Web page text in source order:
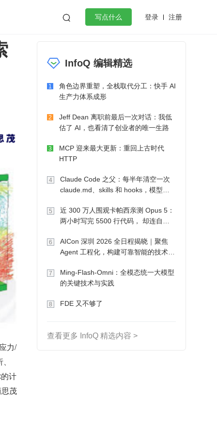
 写点什么 登录 注册
作
微服务架构 flutter
力/
计
茂
InfoQ 编辑精选
1
角色边界重塑，全栈取代分工：快手 AI
生产力体系成形
2
Jeff Dean 离职前最后一次对话：我低
估了 AI，也看清了创业者的唯一生路
3
MCP 迎来最大更新：重回上古时代
HTTP
4
Claude Code 之父：每半年清空一次
claude.md、skills 和 hooks，模型自
5
近 300 万人围观卡帕西亲测 Opus 5：
两小时写完 5500 行代码， 却连自己
6
AICon 深圳 2026 全日程揭晓｜聚焦
Agent 工程化，构建可靠智能的技术路
7
Ming-Flash-Omni：全模态统一大模型
的关键技术与实践
8 FDE 又不够了
查看更多 InfoQ 精选内容 >